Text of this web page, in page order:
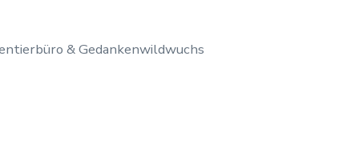
& Gedankenwildwuchs